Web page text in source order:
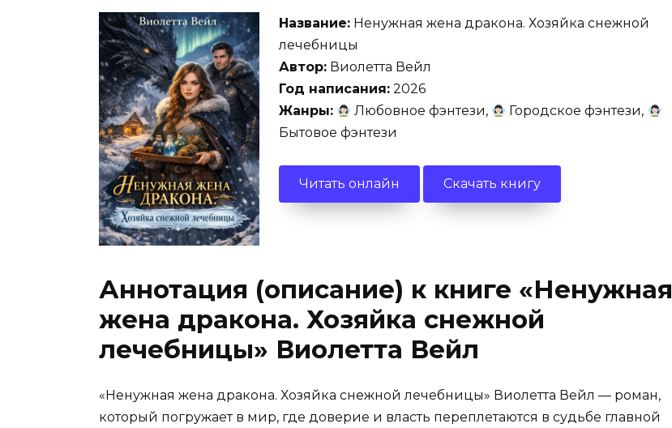
Название: Ненужная жена дракона. Хозяйка снежной
лечебницы
Автор: Виолетта Вейл
Год написания: 2026
Жанры:
Любовное фэнтези,
Городское фэнтези,
Бытовое фэнтези
Читать онлайн Скачать книгу
Аннотация (описание) к книге «Ненужная
жена дракона. Хозяйка снежной
лечебницы» Виолетта Вейл
«Ненужная жена дракона. Хозяйка снежной лечебницы» Виолетта Вейл — роман,
который погружает в мир, где доверие и власть переплетаются в судьбе главной